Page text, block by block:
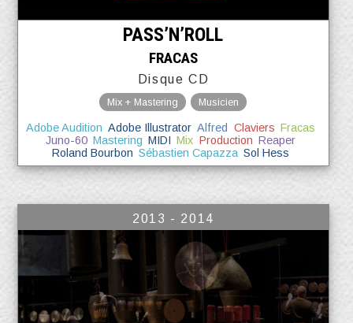
PASS’N’ROLL
FRACAS
Disque CD
Mix + Mastering Musicien
Adobe Audition Adobe Illustrator Alfred Claviers Fracas
Juno-60 Mastering MIDI Mix Production Reaper
Roland Bourbon Sébastien Capazza Sol Hess
2013 - 2014